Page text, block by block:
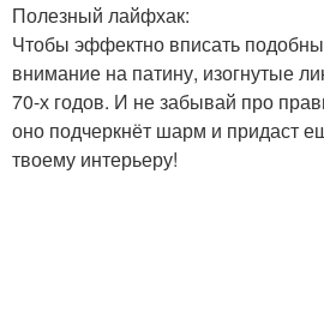
Полезный лайфхак:
Чтобы эффектно вписать
внимание на патину, изогнутые
70-х годов. И не забывай про
оно подчеркнёт шарм и придаст
твоему интерьеру!